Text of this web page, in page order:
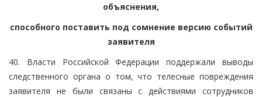
объяснения,
способного поставить под сомнение версию событий
заявителя
40. Власти Российской Федерации поддержали выводы
следственного органа о том, что телесные повреждения
заявителя не были связаны с действиями сотрудников